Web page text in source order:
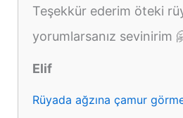
Teşekkür ederim öteki
yorumlarsanız sevinirim
Elif
Rüyada ağzına çamur